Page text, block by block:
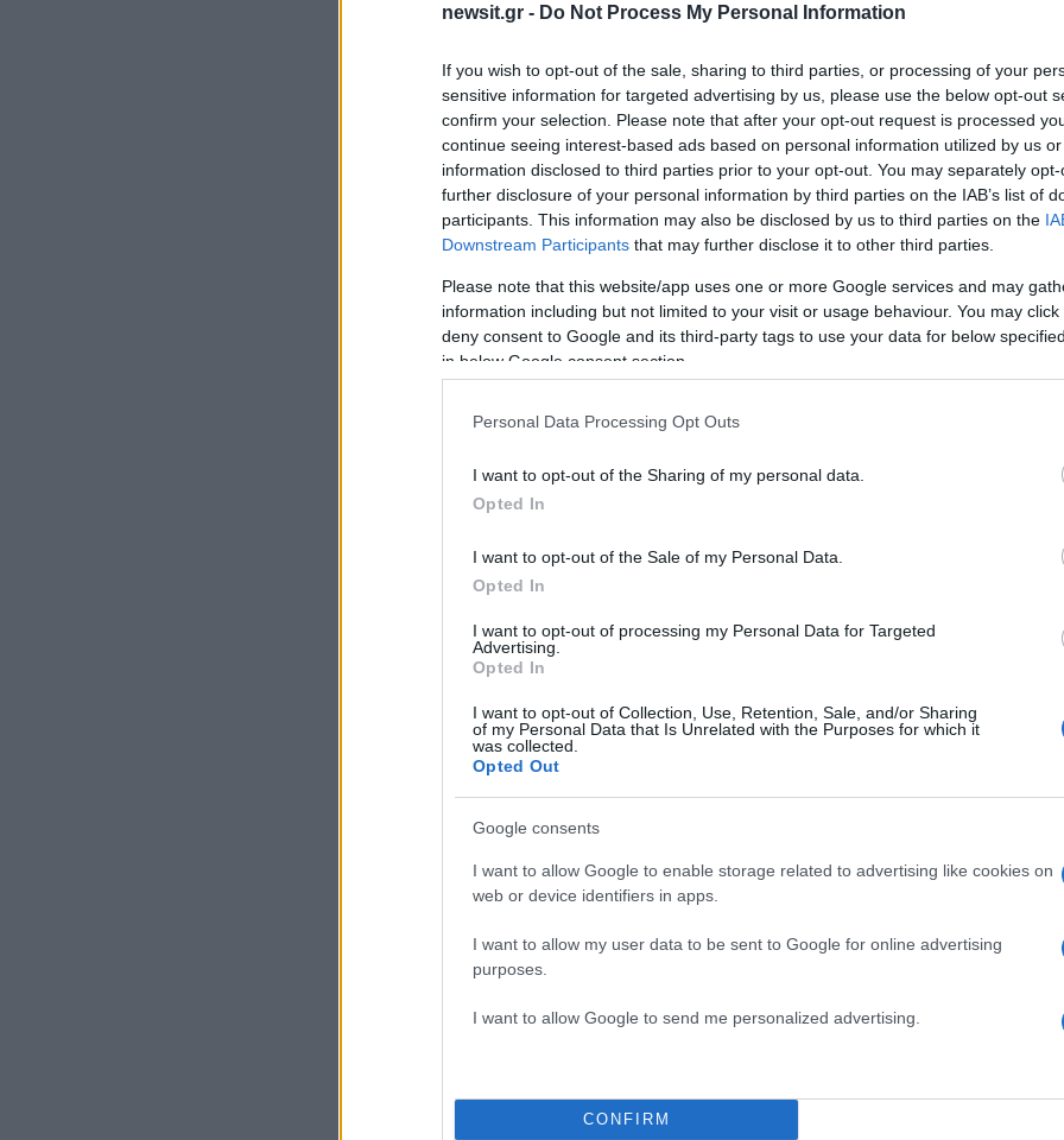
newsit.gr - Do Not Process My Personal Information
If you wish to opt-out of the sale, sharing to third parties, or processing of your
sensitive information for targeted advertising by us, please use the below opt-out
confirm your selection. Please note that after your opt-out request is processed
continue seeing interest-based ads based on personal information utilized by us
information disclosed to third parties prior to your opt-out. You may separately
further disclosure of your personal information by third parties on the IAB’s list of
participants. This information may also be disclosed by us to third parties on the
Downstream Participants that may further disclose it to other third parties.
Please note that this website/app uses one or more Google services and may
information including but not limited to your visit or usage behaviour. You may
deny consent to Google and its third-party tags to use your data for below
in below Google consent section.
Personal Data Processing Opt Outs
I want to opt-out of the Sharing of my personal data.
Opted In
I want to opt-out of the Sale of my Personal Data.
Opted In
I want to opt-out of processing my Personal Data for Targeted
Advertising.
Opted In
I want to opt-out of Collection, Use, Retention, Sale, and/or Sharing
of my Personal Data that Is Unrelated with the Purposes for which it
was collected.
Opted Out
Google consents
I want to allow Google to enable storage related to advertising like cookies on
web or device identifiers in apps.
I want to allow my user data to be sent to Google for online advertising
purposes.
I want to allow Google to send me personalized advertising.
CONFIRM